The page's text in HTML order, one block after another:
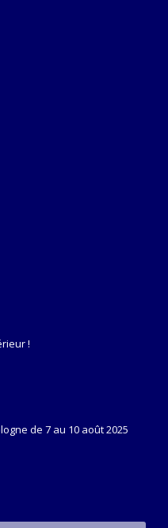
!
de 7 au 10 août 2025